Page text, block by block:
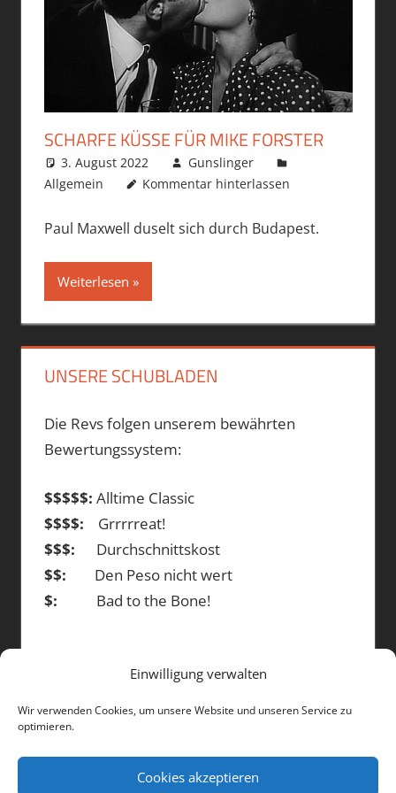
Einwilligung verwalten
Wir verwenden Cookies, um unsere Website und unseren Service zu
optimieren.
Cookies akzeptieren
SCHARFE KÜSSE FÜR MIKE FORSTER
3. August 2022
Gunslinger
Allgemein
Kommentar hinterlassen
Paul Maxwell duselt sich durch Budapest.
Weiterlesen
UNSERE SCHUBLADEN
Die Revs folgen unserem bewährten
Bewertungssystem:
$$$$$: Alltime Classic
$$$$: Grrrrreat!
$$$: Durchschnittskost
$$: Den Peso nicht wert
$: Bad to the Bone!
DIE BEITRÄGE